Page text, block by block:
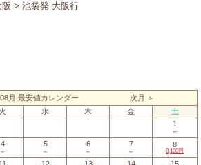
> 池袋発 大阪行
月 最安値カレンダー
次月 ＞
火 水 木 金
土
1
－
4
－
5
－
6
－
7
－
8
8,100円